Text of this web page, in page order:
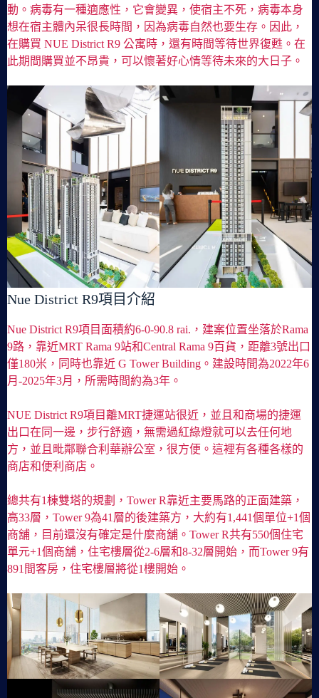
動。病毒有一種適應性，它會變異，使宿主不死，病毒本身
想在宿主體內呆很長時間，因為病毒自然也要生存。因此，
在購買 NUE District R9 公寓時，還有時間等待世界復甦。在
此期間購買並不昂貴，可以懷著好心情等待未來的大日子。
Nue District R9項目介紹
Nue District R9項目面積約6-0-90.8 rai.，建案位置坐落於Rama
9路，靠近MRT Rama 9站和Central Rama 9百貨，距離3號出口
僅180米，同時也靠近 G Tower Building。建設時間為2022年6
月-2025年3月，所需時間約為3年。
NUE District R9項目離MRT捷運站很近，並且和商場的捷運
出口在同一邊，步行舒適，無需過紅綠燈就可以去任何地
方，並且毗鄰聯合利華辦公室，很方便。這裡有各種各樣的
商店和便利商店。
總共有1棟雙塔的規劃，Tower R靠近主要馬路的正面建築，
高33層，Tower 9為41層的後建築方，大約有1,441個單位+1個
商舖，目前還沒有確定是什麼商舖。Tower R共有550個住宅
單元+1個商舖，住宅樓層從2-6層和8-32層開始，而Tower 9有
891間客房，住宅樓層將從1樓開始。